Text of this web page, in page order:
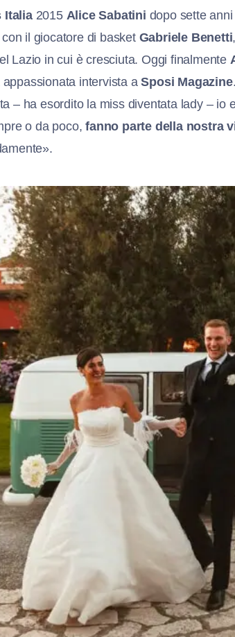
Italia2015 Alice Sabatini dopo sette
il giocatore di basket Gabriele Benetti
Lazio in cui è cresciuta. Oggi finalmente
intervista aSposi Magazine
– ha esordito la miss diventata lady – io
o da poco,fanno parte della nostra